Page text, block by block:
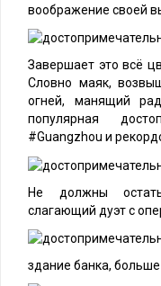
воображение своей
Завершает это всё
Словно маяк,
огней, манящий
популярная
#Guangzhou и
Не должны
слагающий дуэт с
здание банка,